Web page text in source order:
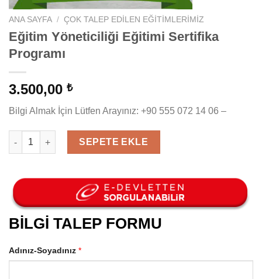
ANA SAYFA / ÇOK TALEP EDILEN EĞITIMLERIMIZ
Eğitim Yöneticiliği Eğitimi Sertifika
Programı
3.500,00 ₺
Bilgi Almak İçin Lütfen Arayınız: +90 555 072 14 06 –
Eğitim Yöneticiliği Eğitimi Sertifika Programı adet
SEPETE EKLE
BİLGİ TALEP FORMU
Adınız-Soyadınız *